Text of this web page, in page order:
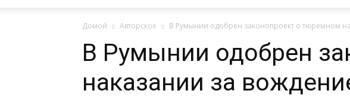
Домой Авторское В Румынии одобрен законопроект о тюремном
В Румынии одобрен
наказании за